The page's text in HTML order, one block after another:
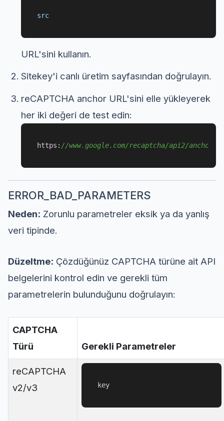
src
URL'sini kullanın.
Sitekey'i canlı üretim sayfasından doğrulayın.
reCAPTCHA anchor URL'sini elle yükleyerek
her iki değeri de test edin:
https: //www.google.com/recaptcha/api2/
ERROR_BAD_PARAMETERS
Neden: Zorunlu parametreler eksik ya da yanlış
veri tipinde.
Düzeltme: Çözdüğünüz CAPTCHA türüne ait API
belgelerini kontrol edin ve gerekli tüm
parametrelerin bulunduğunu doğrulayın:
CAPTCHA
Türü
Gerekli Parametreler
reCAPTCHA
v2/v3
key